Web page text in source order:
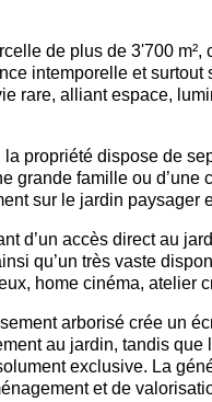
de plus de 3'700
intemporelle et
rare, alliant espace,
propriété dispose de
grande famille ou
sur le jardin paysager
d’un accès direct au
qu’un très vaste
home cinéma, atelier
arborisé crée un
au jardin, tandis
exclusive. La
et de